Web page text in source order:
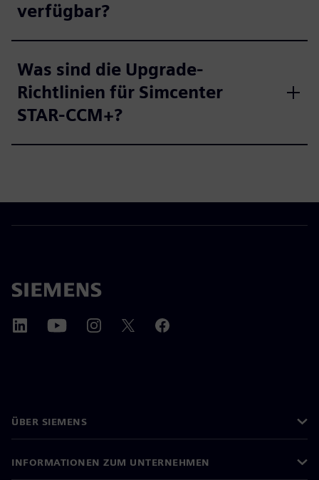
verfügbar?
Was sind die Upgrade-
Richtlinien für Simcenter
STAR-CCM+?
ÜBER SIEMENS
INFORMATIONEN ZUM UNTERNEHMEN